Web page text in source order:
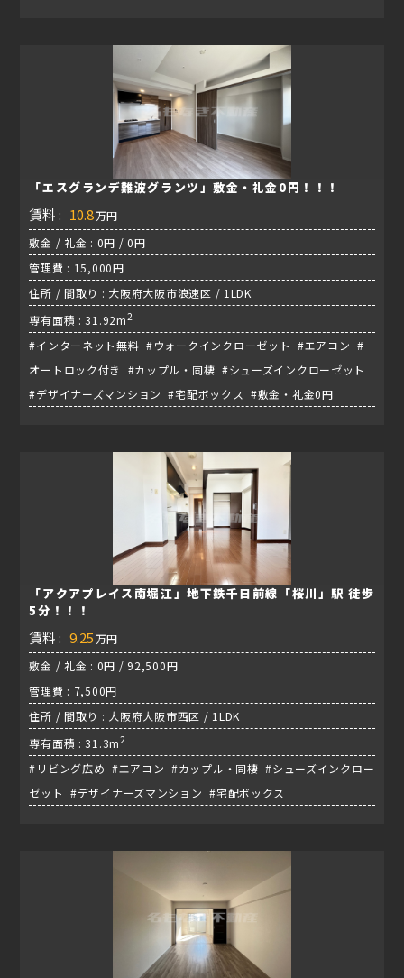
「エスグランデ難波グランツ」敷金・礼金0円！！！
賃料 : 10.8万円
敷金 / 礼金 : 0円 / 0円
管理費 : 15,000円
住所 / 間取り : 大阪府大阪市浪速区 / 1LDK
専有面積 : 31.92m2
#インターネット無料 #ウォークインクローゼット #エアコン #
オートロック付き #カップル・同棲 #シューズインクローゼット
#デザイナーズマンション #宅配ボックス #敷金・礼金0円
「アクアプレイス南堀江」地下鉄千日前線「桜川」駅 徒歩
5分！！！
賃料 : 9.25 万円
敷金 / 礼金 : 0円 / 92,500円
管理費 : 7,500円
住所 / 間取り : 大阪府大阪市西区 / 1LDK
専有面積 : 31.3m2
#リビング広め #エアコン #カップル・同棲 #シューズインクロー
ゼット #デザイナーズマンション #宅配ボックス